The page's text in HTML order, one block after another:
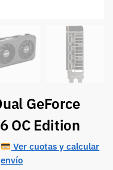
GeForce
OC Edition
Ver cuotas y calcular
envío